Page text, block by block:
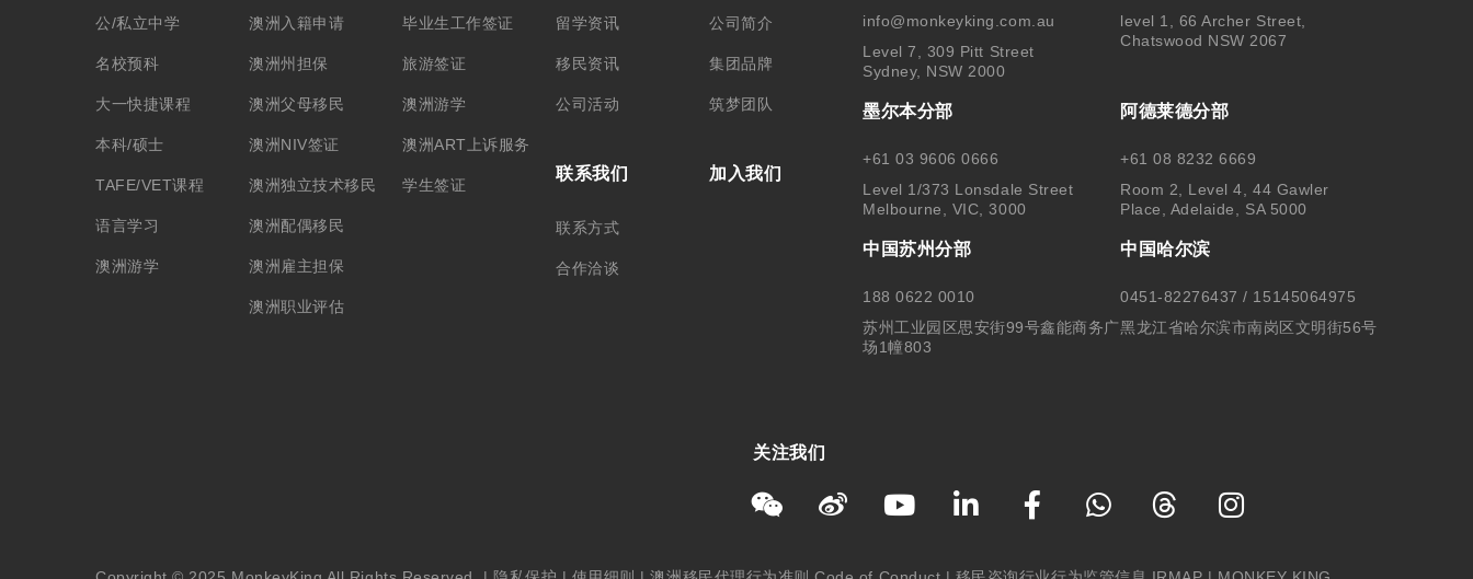
公/私立中学
名校预科
大一快捷课程
本科/硕士
TAFE/VET课程
语言学习
澳洲游学
澳洲入籍申请
澳洲州担保
澳洲父母移民
澳洲NIV签证
澳洲独立技术移民
澳洲配偶移民
澳洲雇主担保
澳洲职业评估
毕业生工作签证
旅游签证
澳洲游学
澳洲ART上诉服务
学生签证
留学资讯
移民资讯
公司活动
联系我们
联系方式
合作洽谈
公司简介
集团品牌
筑梦团队
加入我们
info@monkeyking.com.au
Level 7, 309 Pitt Street
Sydney, NSW 2000
level 1, 66 Archer Street,
Chatswood NSW 2067
墨尔本分部
+61 03 9606 0666
Level 1/373 Lonsdale Street
Melbourne, VIC, 3000
阿德莱德分部
+61 08 8232 6669
Room 2, Level 4, 44 Gawler
Place, Adelaide, SA 5000
中国苏州分部
188 0622 0010
苏州工业园区思安街99号鑫能商务广
场1幢803
中国哈尔滨
0451-82276437 / 15145064975
黑龙江省哈尔滨市南岗区文明街56号
关注我们